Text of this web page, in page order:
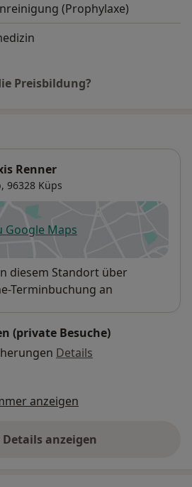
(Prophylaxe)
Preisbildung?
Renner
96328 Küps
Google Maps
öffnet in einer neuen
diesem Standort über
Terminbuchung an
(private Besuche)
Details
anzeigen
anzeigen
über die Adresse